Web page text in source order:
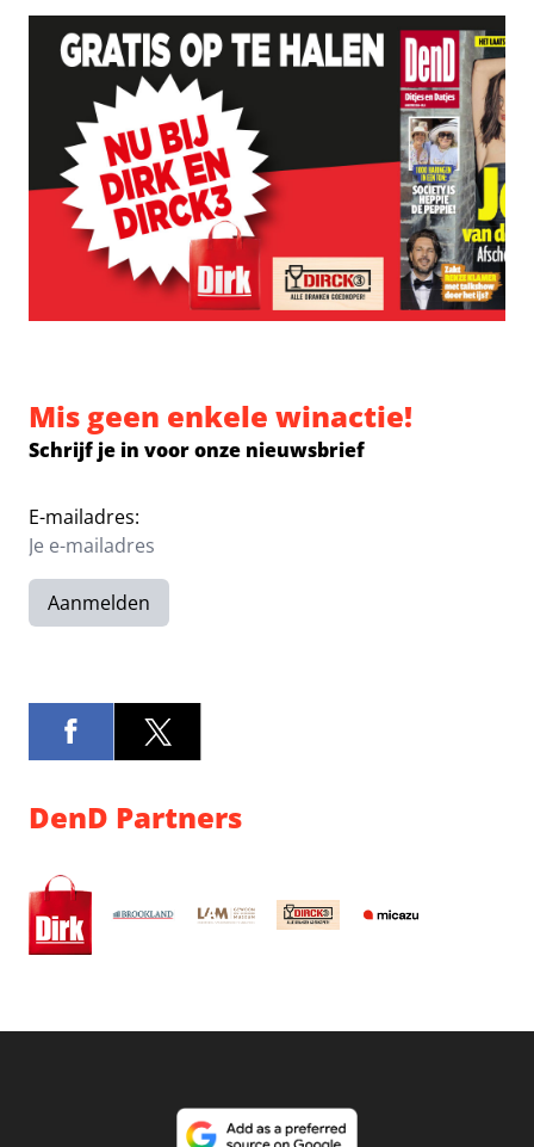
Mis geen enkele winactie!
Schrijf je in voor onze nieuwsbrief
E-mailadres:
Aanmelden
DenD Partners